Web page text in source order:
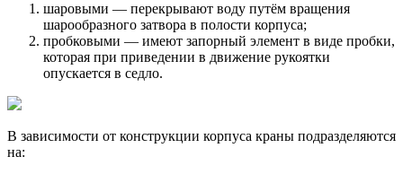
шаровыми — перекрывают воду путём вращения
шарообразного затвора в полости корпуса;
пробковыми — имеют запорный элемент в виде пробки,
которая при приведении в движение рукоятки
опускается в седло.
В зависимости от конструкции корпуса краны подразделяются
на: